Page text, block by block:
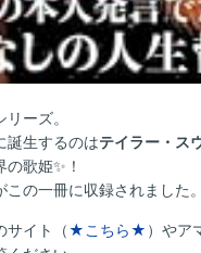
リーズ。
誕生するのはテイラー・ス
歌姫✨！
の一冊に収録されました。
サイト（★こちら★ ）やア